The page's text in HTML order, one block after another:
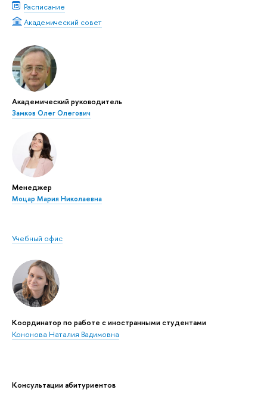
Расписание
Академический совет
Академический руководитель
Замков Олег Олегович
Менеджер
Моцар Мария Николаевна
Учебный офис
Координатор по работе с иностранными студентами
Кононова Наталия Вадимовна
Консультации абитуриентов